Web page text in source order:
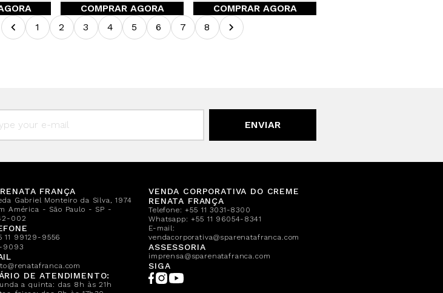
COMPRAR AGORA
COMPRAR AGORA
1
2 3 4 5 6 7 8
ENVIAR
FRANÇA
Gabriel Monteiro da Silva, 1974
América - São Paulo - SP -
002
11 99129-9556
9093
DE ATENDIMENTO:
a quinta: das 8h às 21h
VENDA CORPORATIVA DO CREME
RENATA FRANÇA
Telefone:+55 11 3031-8300
Whatsapp:+55 11 96054-8341
E-mail:
vendacorporativa@sparenatafranca.com
ASSESSORIA
imprensa@sparenatafranca.com
SIGA